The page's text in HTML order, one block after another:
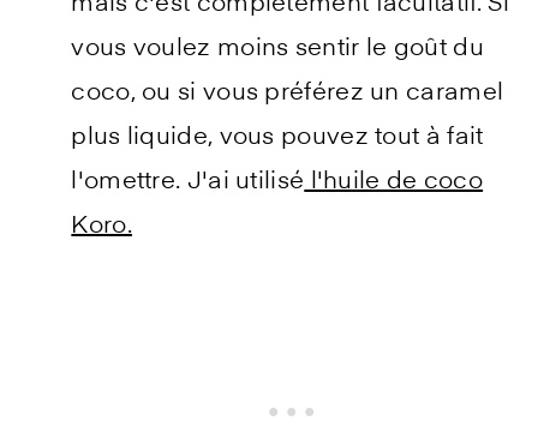
mais c'est complètement facultatif. Si
vous voulez moins sentir le goût du
coco, ou si vous préférez un caramel
plus liquide, vous pouvez tout à fait
l'omettre. J'ai utilisé l'huile de coco
Koro.